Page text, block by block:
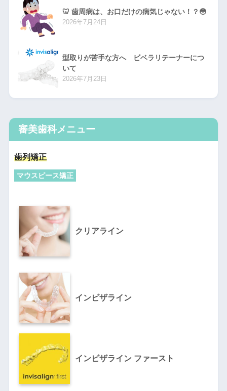
🦷 歯周病は、お口だけの病気じゃない！？😳
2026年7月24日
型取りが苦手な方へ ビベラリテーナーにつ
いて
2026年7月23日
審美歯科メニュー
歯列矯正
マウスピース矯正
クリアライン
インビザライン
インビザライン ファースト